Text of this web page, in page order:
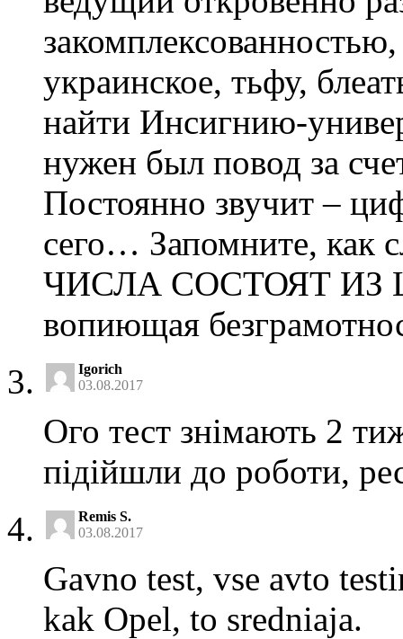
украинское, тьфу,
найти Инсигнию-
нужен был повод за
Постоянно звучит –
сего… Запомните, как
ЧИСЛА СОСТОЯТ ИЗ
вопиющая
Igorich
03.08.2017
Ого тест знімають 2
підійшли до роботи,
Remis S.
03.08.2017
Gavno test, vse avto
kak Opel, to sredniaja.